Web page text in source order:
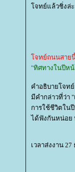
จทย์แล้วชิ่งล่ะ
จทย์ถนนสายนี้
"ทิศทางในปีห
คำอธิบายโจท
มีคำกล่าวที่ว่า
การใช้ชีวิตใน
ได้ฟังกันหน่อย
เวลาส่งงาน